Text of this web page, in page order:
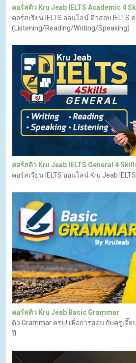
คอร์สติว Kru Jeab IELTS Academic 4
คอร์สเรียน IELTS ออนไลน์ ติวสอบ IELTS
(Listening/Reading/Writing/Speaking)
คอร์สติว Kru Jeab IELTS General 4
คอร์สเรียน IELTS ออนไลน์ Kru Jeab
คอร์สติว Kru Jeab Basic Grammar
ติว Grammar ครบ! เพื่อการสอบ กับครูเจี๊
ปี